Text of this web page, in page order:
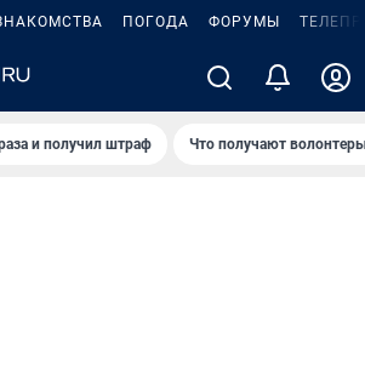
ПОГОДА ФОРУМЫ
и получил штраф Что получают